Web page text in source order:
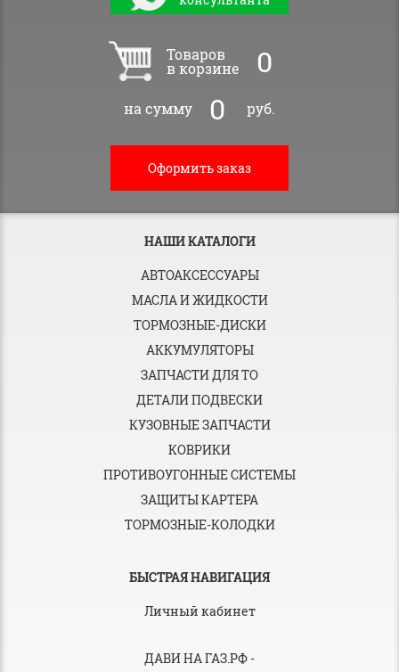
Товаров
в корзине 0
на сумму 0 руб.
Оформить заказ
НАШИ КАТАЛОГИ
АВТОАКСЕССУАРЫ
МАСЛА И ЖИДКОСТИ
ТОРМОЗНЫЕ-ДИСКИ
АККУМУЛЯТОРЫ
ЗАПЧАСТИ ДЛЯ ТО
ДЕТАЛИ ПОДВЕСКИ
КУЗОВНЫЕ ЗАПЧАСТИ
КОВРИКИ
ПРОТИВОУГОННЫЕ СИСТЕМЫ
ЗАЩИТЫ КАРТЕРА
ТОРМОЗНЫЕ-КОЛОДКИ
БЫСТРАЯ НАВИГАЦИЯ
Личный кабинет
ДАВИ НА ГАЗ.РФ -